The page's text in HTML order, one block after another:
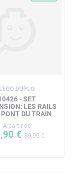
LEGO DUPLO
- SET
LES RAILS
PONT DU TRAIN
A partir de
€39,99 €